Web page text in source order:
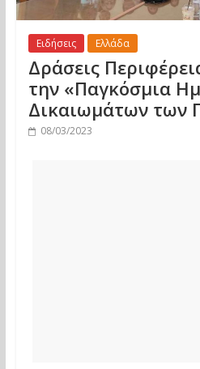
Ειδήσεις Ελλάδα
Δράσεις
την «Παγκόσμια
Δικαιωμάτων των
08/03/2023